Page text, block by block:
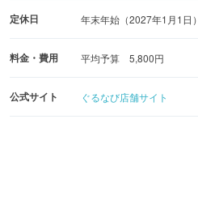
定休日 年末年始（2027年1月1日）
料金・費用 平均予算 5,800円
公式サイト ぐるなび店舗サイト